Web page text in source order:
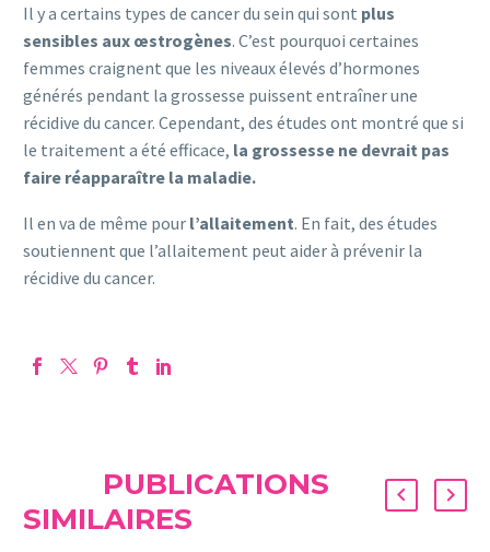
Il y a certains types de cancer du sein qui sont plus
sensibles aux œstrogènes. C’est pourquoi certaines
femmes craignent que les niveaux élevés d’hormones
générés pendant la grossesse puissent entraîner une
récidive du cancer. Cependant, des études ont montré que si
le traitement a été efficace, la grossesse ne devrait pas
faire réapparaître la maladie.
Il en va de même pour l’allaitement. En fait, des études
soutiennent que l’allaitement peut aider à prévenir la
récidive du cancer.
PUBLICATIONS
SIMILAIRES